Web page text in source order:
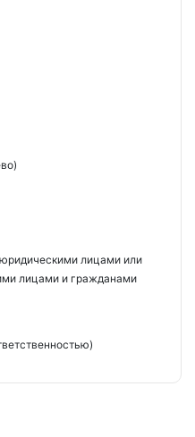
лицами или
лицами и гражданами